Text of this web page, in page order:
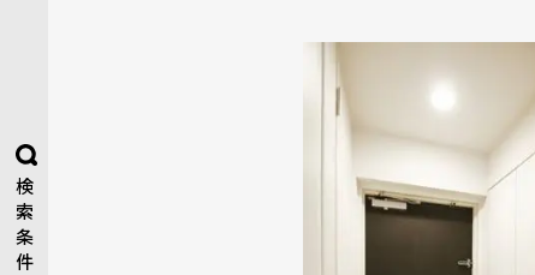
検
索
条
件